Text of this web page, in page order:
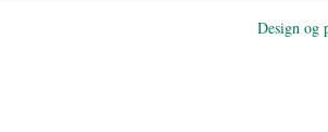
Design og